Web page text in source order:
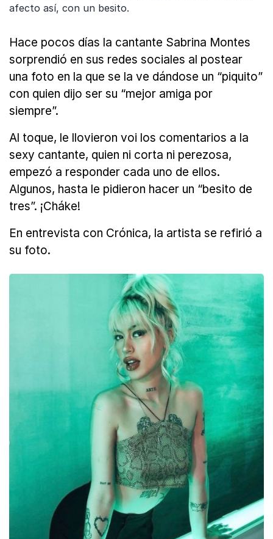
afecto así, con un besito.
Hace pocos días la cantante Sabrina Montes
sorprendió en sus redes sociales al postear
una foto en la que se la ve dándose un “piquito”
con quien dijo ser su “mejor amiga por
siempre”.
Al toque, le llovieron voi los comentarios a la
sexy cantante, quien ni corta ni perezosa,
empezó a responder cada uno de ellos.
Algunos, hasta le pidieron hacer un “besito de
tres”. ¡Cháke!
En entrevista con Crónica, la artista se refirió a
su foto.